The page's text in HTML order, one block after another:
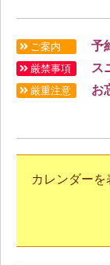
content
ご案内 予
厳禁事項 ス
厳重注意 お
カレンダー